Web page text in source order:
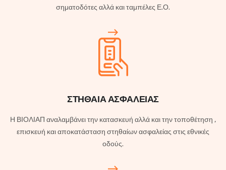
σηματοδότες αλλά και ταμπέλες Ε.Ο.
ΣΤΗΘΑΙΑ ΑΣΦΑΛΕΙΑΣ
Η ΒΙΟΛΙΑΠ αναλαμβάνει την κατασκευή αλλά και την τοποθέτηση ,
επισκευή και αποκατάσταση στηθαίων ασφαλείας στις εθνικές
οδούς.